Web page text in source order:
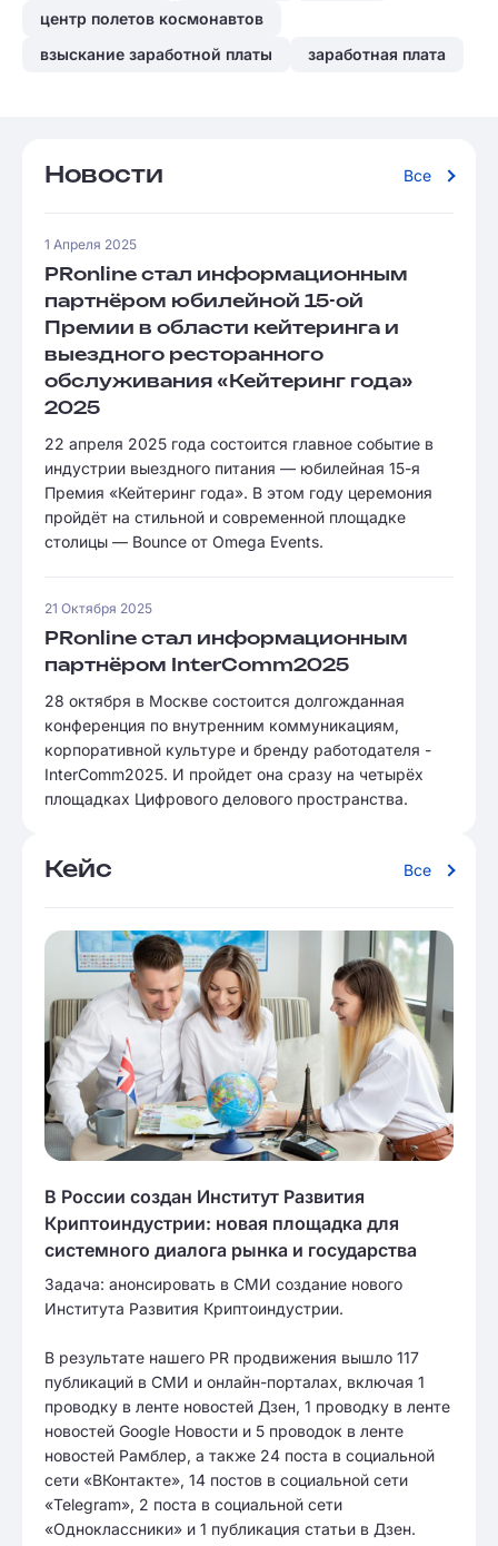
центр полетов космонавтов
взыскание заработной платы
заработная плата
Новости Все
1 Апреля 2025
PRonline стал информационным
партнёром юбилейной 15-ой
Премии в области кейтеринга и
выездного ресторанного
обслуживания «Кейтеринг года»
2025
22 апреля 2025 года состоится главное событие в
индустрии выездного питания — юбилейная 15-я
Премия «Кейтеринг года». В этом году церемония
пройдёт на стильной и современной площадке
столицы — Bounce от Omega Events.
21 Октября 2025
PRonline стал информационным
партнёром InterComm2025
28 октября в Москве состоится долгожданная
конференция по внутренним коммуникациям,
корпоративной культуре и бренду работодателя -
InterComm2025. И пройдет она сразу на четырёх
площадках Цифрового делового пространства.
Кейс Все
В России создан Институт Развития
Криптоиндустрии: новая площадка для
системного диалога рынка и государства
Задача: анонсировать в СМИ создание нового
Института Развития Криптоиндустрии.
В результате нашего PR продвижения вышло 117
публикаций в СМИ и онлайн-порталах, включая 1
проводку в ленте новостей Дзен, 1 проводку в ленте
новостей Google Новости и 5 проводок в ленте
новостей Рамблер, а также 24 поста в социальной
сети «ВКонтакте», 14 постов в социальной сети
«Telegram», 2 поста в социальной сети
«Одноклассники» и 1 публикация статьи в Дзен.